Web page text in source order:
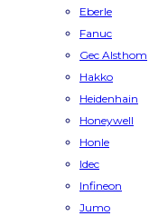
Eberle
Fanuc
Gec Alsthom
Hakko
Heidenhain
Honeywell
Honle
Idec
Infineon
Jumo